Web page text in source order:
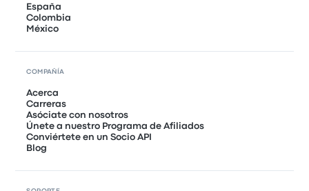
España
Colombia
México
COMPAÑÍA
Acerca
Carreras
Asóciate con nosotros
Únete a nuestro Programa de Afiliados
Conviértete en un Socio API
Blog